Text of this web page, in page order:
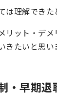
理解できた
リット・デ
たいと思い
早期退